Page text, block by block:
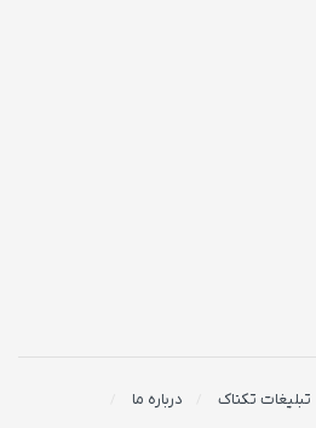
تبلیغات تکناک
درباره ما